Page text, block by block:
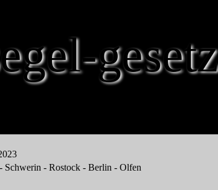
Schwerin - Rostock - Berlin - Olfen